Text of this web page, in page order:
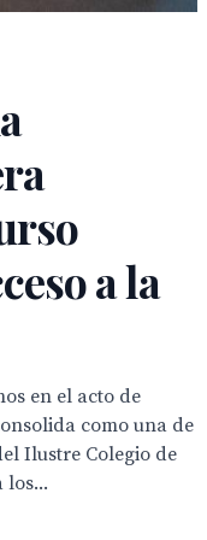
a la
en el acto de
como una de
Ilustre Colegio de
los...